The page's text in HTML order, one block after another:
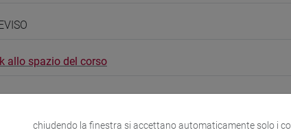
allo spazio del corso
chiudendo la finestra si accettano automaticamente solo i